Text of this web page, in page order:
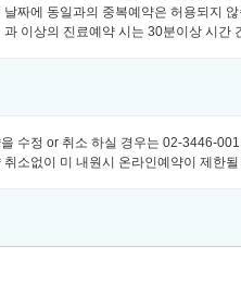
날짜에 동일과의 중복예약은 허용되지 않
과 이상의 진료예약 시는 30분이상 시간
수정 or 취소 하실 경우는 02-3446-
취소없이 미 내원시 온라인예약이 제한될